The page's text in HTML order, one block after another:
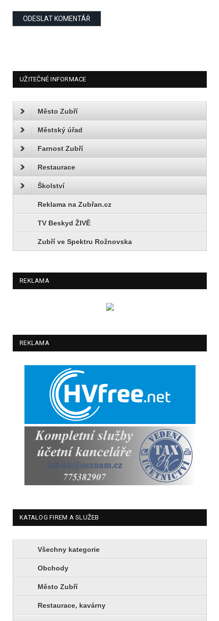
UŽITEČNÉ INFORMACE
Město Zubří
Městský úřad
Farnost Zubří
Restaurace
Školství
Reklama na Zubřan.cz
TV Beskyd ŽIVĚ
Zubří ve Spektru Rožnovska
REKLAMA
REKLAMA
KATALOG FIREM A SLUŽEB
Všechny kategorie
Obchody
Město Zubří
Restaurace, kavárny